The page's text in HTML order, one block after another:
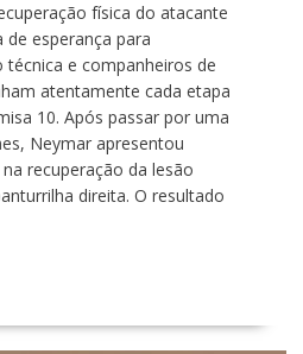
física do atacante
esperança para
e companheiros de
atentamente cada etapa
10. Após passar por uma
Neymar apresentou
recuperação da lesão
direita. O resultado